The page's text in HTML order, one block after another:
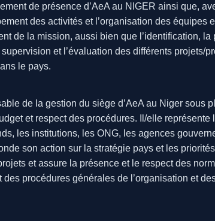
de présence d’AeA au NIGER ainsi que,
des activités et l’organisation des équipes
de la mission, aussi bien que l’identification, la
et l’évaluation des différents projets/
le pays.
de la gestion du siège d’AeA au Niger sous
et respect des procédures. Il/elle représente
les institutions, les ONG, les agences
son action sur la stratégie pays et les
et assure la présence et le respect des
des procédures générales de l’organisation et